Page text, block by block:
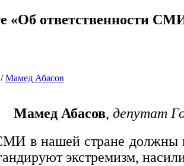
«Об ответственности
/Мамед Абасов
Мамед Абасов, депутат
в нашей стране должны
экстремизм,